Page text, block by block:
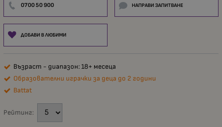
0700 50 900 НАПРАВИ ЗАПИТВАНЕ
ДОБАВИ В ЛЮБИМИ
Възраст - диапазон: 18+ месеца
Образователни играчки за деца до 2 години
Battat
Рейтинг: